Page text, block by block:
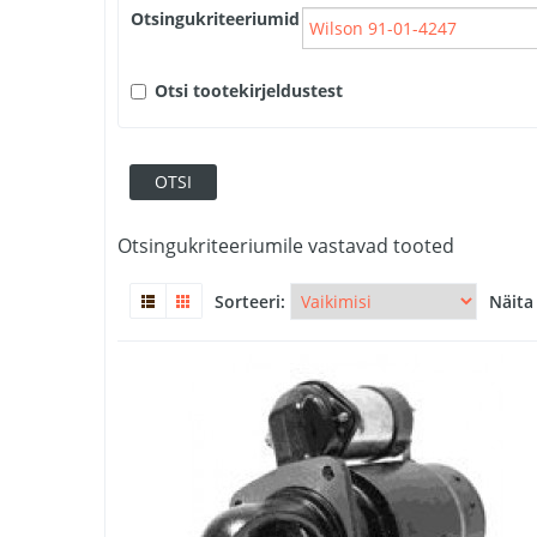
Otsingukriteeriumid
Otsi tootekirjeldustest
Otsingukriteeriumile vastavad tooted
Sorteeri: Näita